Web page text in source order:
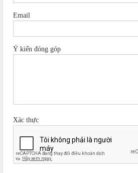
Email
Ý kiến đóng góp
Xác thực